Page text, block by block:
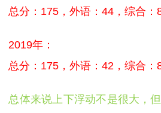
总分：175，外语：44，综合：
2019年：
总分：175，外语：42，综合：
总体来说上下浮动不是很大，